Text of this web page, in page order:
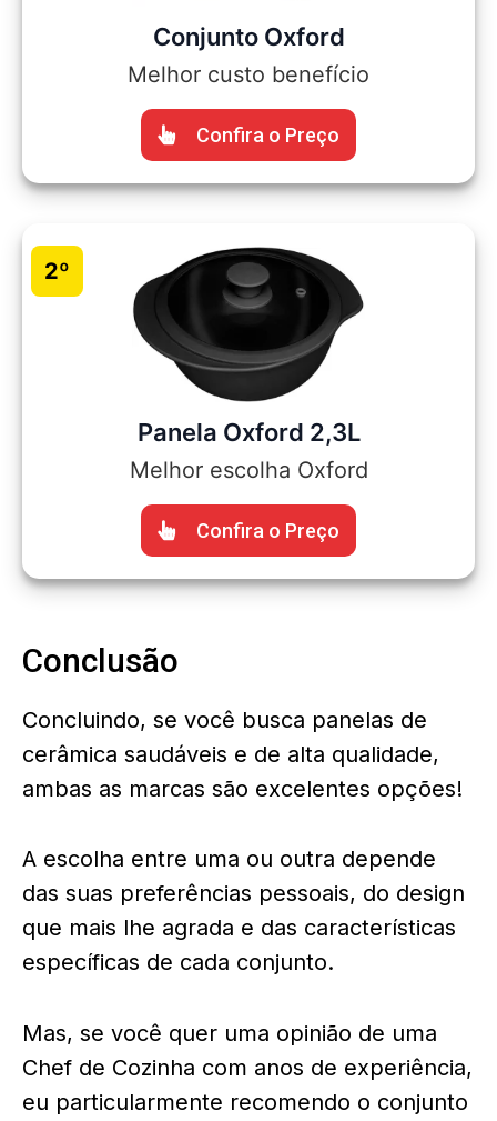
Conjunto Oxford
Melhor custo benefício
Confira o Preço
2º
Panela Oxford 2,3L
Melhor escolha Oxford
Confira o Preço
Conclusão
Concluindo, se você busca panelas de
cerâmica saudáveis e de alta qualidade,
ambas as marcas são excelentes opções!
A escolha entre uma ou outra depende
das suas preferências pessoais, do design
que mais lhe agrada e das características
específicas de cada conjunto.
Mas, se você quer uma opinião de uma
Chef de Cozinha com anos de experiência,
eu particularmente recomendo o conjunto